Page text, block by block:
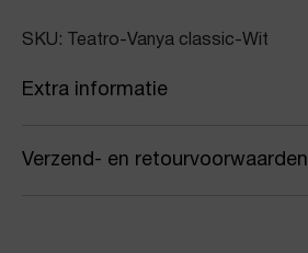
SKU: Teatro-Vanya classic-Wit
Extra informatie
Kleur
Verzend- en retourvoorwaarden